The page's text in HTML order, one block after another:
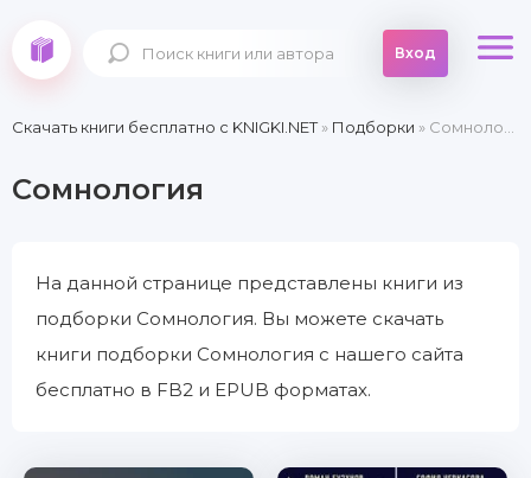
Вход
Скачать книги бесплатно c KNIGKI.NET» Подборки » Сомнология
Сомнология
На данной странице представлены книги из
подборки Сомнология. Вы можете скачать
книги подборки Сомнология с нашего сайта
бесплатно в FB2 и EPUB форматах.